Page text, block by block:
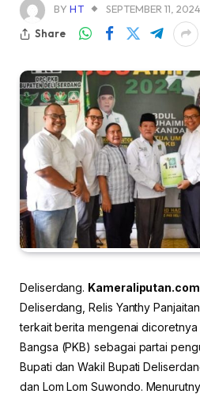
BY HT
SEPTEMBER 11, 2024
Share
Deliserdang. Kameraliputan.com
Deliserdang, Relis Yanthy
terkait berita mengenai dicoretnya
Bangsa (PKB) sebagai partai
Bupati dan Wakil Bupati
dan Lom Lom Suwondo.